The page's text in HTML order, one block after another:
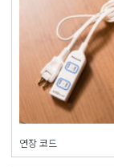
연장 코드